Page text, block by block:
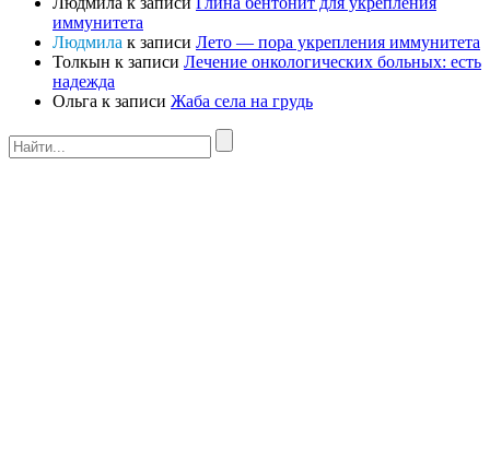
иммунитета
Людмила к записи Лето — пора укрепления иммунитета
Толкын к записи Лечение онкологических больных: есть
надежда
Ольга к записи Жаба села на грудь